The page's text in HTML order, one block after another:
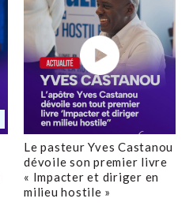
Le pasteur Yves Castanou
dévoile son premier livre
« Impacter et diriger en
milieu hostile »